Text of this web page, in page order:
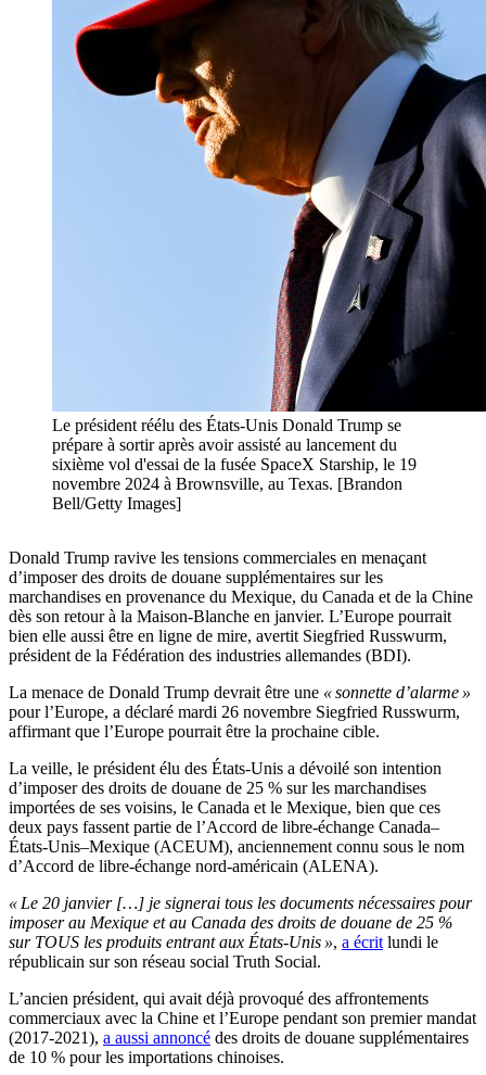
Le président réélu des États-Unis Donald Trump se
prépare à sortir après avoir assisté au lancement du
sixième vol d'essai de la fusée SpaceX Starship, le 19
novembre 2024 à Brownsville, au Texas. [Brandon
Bell/Getty Images]
Donald Trump ravive les tensions commerciales en menaçant
d’imposer des droits de douane supplémentaires sur les
marchandises en provenance du Mexique, du Canada et de la Chine
dès son retour à la Maison-Blanche en janvier. L’Europe pourrait
bien elle aussi être en ligne de mire, avertit Siegfried Russwurm,
président de la Fédération des industries allemandes (BDI).
La menace de Donald Trump devrait être une « sonnette d’alarme »
pour l’Europe, a déclaré mardi 26 novembre Siegfried Russwurm,
affirmant que l’Europe pourrait être la prochaine cible.
La veille, le président élu des États-Unis a dévoilé son intention
d’imposer des droits de douane de 25 % sur les marchandises
importées de ses voisins, le Canada et le Mexique, bien que ces
deux pays fassent partie de l’Accord de libre-échange Canada–
États-Unis–Mexique (ACEUM), anciennement connu sous le nom
d’Accord de libre-échange nord-américain (ALENA).
« Le 20 janvier […] je signerai tous les documents nécessaires pour
imposer au Mexique et au Canada des droits de douane de 25 %
sur TOUS les produits entrant aux États-Unis », a écrit lundi le
républicain sur son réseau social Truth Social.
L’ancien président, qui avait déjà provoqué des affrontements
commerciaux avec la Chine et l’Europe pendant son premier mandat
(2017-2021), a aussi annoncé des droits de douane supplémentaires
de 10 % pour les importations chinoises.